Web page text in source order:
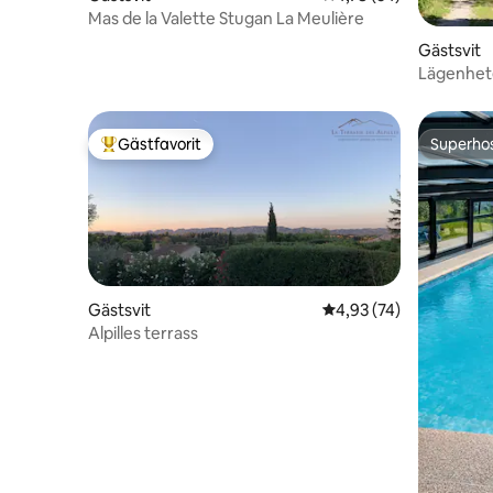
Mas de la Valette Stugan La Meulière
Gästsvit
Populär gästfavorit
Gästfavorit
Gästsvit 4,93 av 5 i
4,93 (74)
Alpilles terrass